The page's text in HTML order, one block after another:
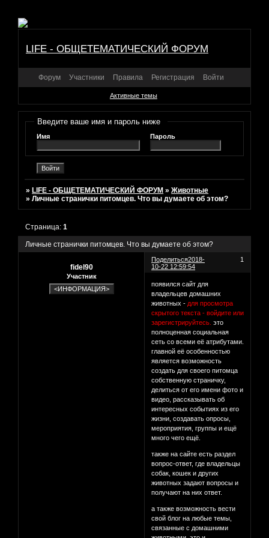
LIFE - ОБЩЕТЕМАТИЧЕСКИЙ ФОРУМ
Форум Участники Правила Регистрация Войти
Активные темы
Введите ваше имя и пароль ниже
Имя Пароль
» LIFE - ОБЩЕТЕМАТИЧЕСКИЙ ФОРУМ »Животные
»Личные странички питомцев. Что вы думаете об этом?
Личные странички питомцев. Что вы думаете об этом?
Страница:1
Поделиться 1
2018-
10-22 12:59:54
fidel90
Участник
появился сайт для
владельцев домашних
животных - для просмотра
скрытого текста - войдите или
зарегистрируйтесь. это
полноценная социальная
сеть со всеми её атрибутами.
главной её особенностью
является возможность
создать для своего питомца
собственную страничку,
делиться от его имени фото и
видео, рассказывать об
интересных событиях из его
жизни, создавать опросы,
мероприятия, группы и ещё
много чего ещё.
также на сайте есть раздел
вопрос-ответ, где владельцы
собак, кошек и других
животных задают вопросы и
получают на них ответ.
а также возможность вести
свой блог на любые темы,
связанные с домашними